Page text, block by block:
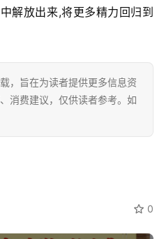
解放出来,将更多精力回归到
，旨在为读者提供更多信息资
消费建议，仅供读者参考。如
0